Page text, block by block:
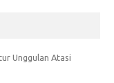
Unggulan Atasi